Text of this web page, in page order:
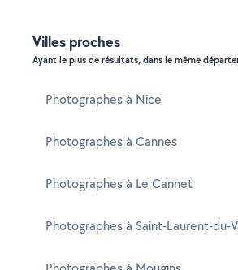
Villes proches
Ayant le plus de résultats, dans le même
Photographes à Nice
Photographes à Cannes
Photographes à Le Cannet
Photographes à Saint-Laurent-du-